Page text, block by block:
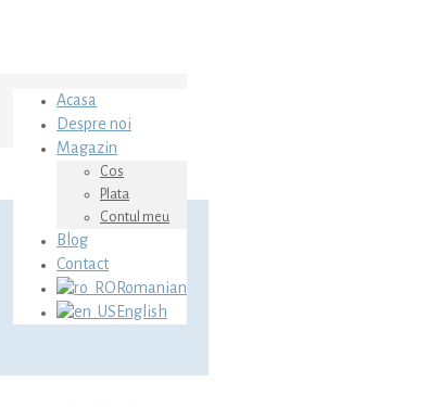
Acasa
Despre noi
Magazin
Cos
Plata
Contul meu
Blog
Contact
Romanian
English